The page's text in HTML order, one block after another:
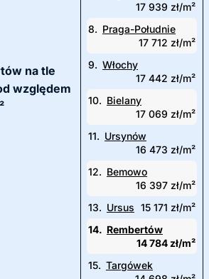
na tle
względem
17 939 zł/m²
8. Praga-Południe
17 712 zł/m²
9. Włochy
17 442 zł/m²
10. Bielany
17 069 zł/m²
11. Ursynów
16 473 zł/m²
12. Bemowo
16 397 zł/m²
13. Ursus 15 171 zł/m²
14. Rembertów
14 784 zł/m²
15. Targówek